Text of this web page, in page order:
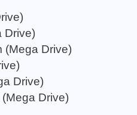
Drive)
(Mega Drive)
Drive)
Drive)